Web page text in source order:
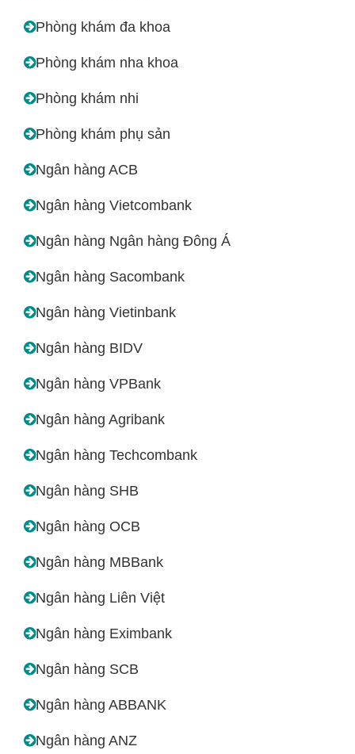
Phòng khám đa khoa
Phòng khám nha khoa
Phòng khám nhi
Phòng khám phụ sản
Ngân hàng ACB
Ngân hàng Vietcombank
Ngân hàng Ngân hàng Đông Á
Ngân hàng Sacombank
Ngân hàng Vietinbank
Ngân hàng BIDV
Ngân hàng VPBank
Ngân hàng Agribank
Ngân hàng Techcombank
Ngân hàng SHB
Ngân hàng OCB
Ngân hàng MBBank
Ngân hàng Liên Việt
Ngân hàng Eximbank
Ngân hàng SCB
Ngân hàng ABBANK
Ngân hàng ANZ